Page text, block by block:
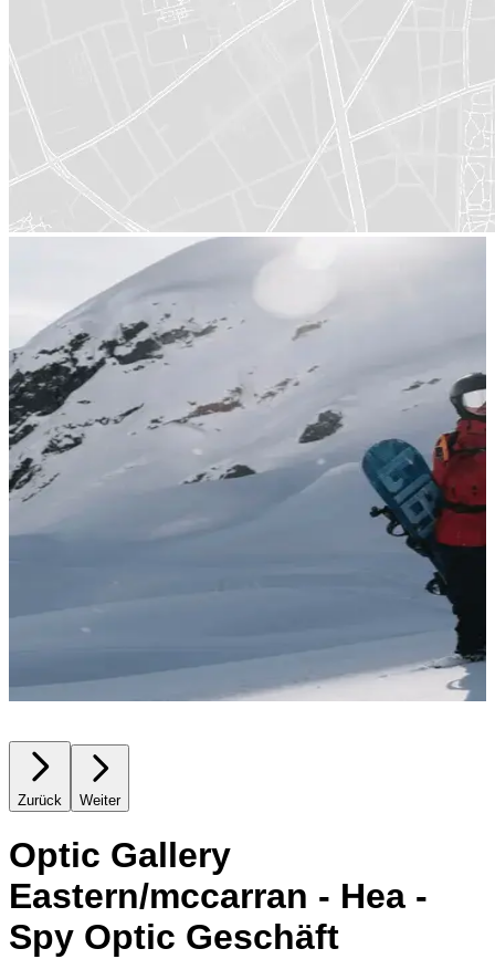
Zurück Weiter
Optic Gallery
Eastern/mccarran - Hea -
Spy Optic Geschäft